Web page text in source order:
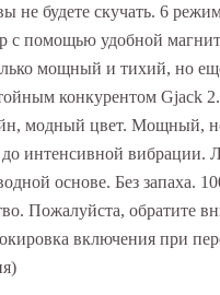
не будете скучать. 6
с помощью удобной
мощный и тихий, но
конкурентом Gjack
модный цвет. Мощный,
интенсивной вибрации.
основе. Без запаха.
Пожалуйста, обратите
включения при